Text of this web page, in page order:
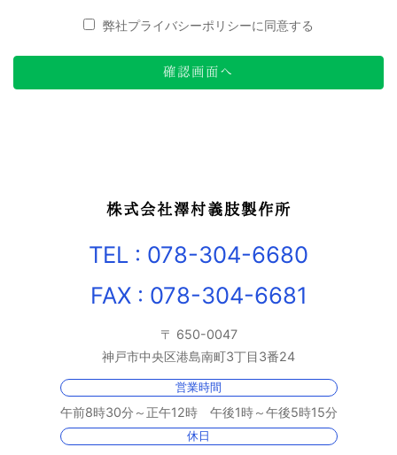
弊社プライバシーポリシーに同意する
株式会社澤村義肢製作所
TEL : 078-304-6680
FAX : 078-304-6681
〒 650-0047
神戸市中央区港島南町3丁目3番24
営業時間
午前8時30分～正午12時 午後1時～午後5時15分
休日